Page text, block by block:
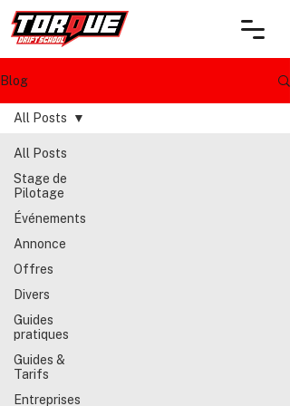
Blog
All Posts
Stage de
Pilotage
Événements
Annonce
Offres
Divers
Guides
pratiques
Guides &
Tarifs
Entreprises
All Posts